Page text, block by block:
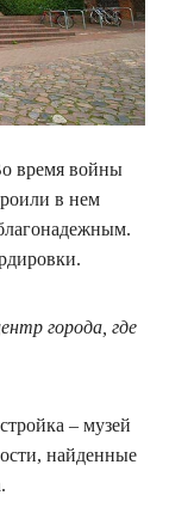
время войны
в нем
города, где
– музей
найденные